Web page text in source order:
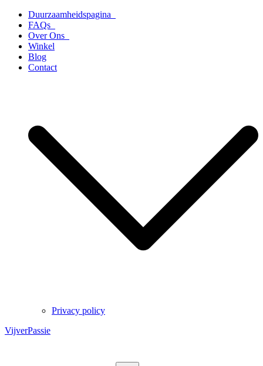
naar
inhoud
Duurzaamheidspagina
FAQs
Over Ons
Winkel
Blog
Contact
Privacy policy
VijverPassie